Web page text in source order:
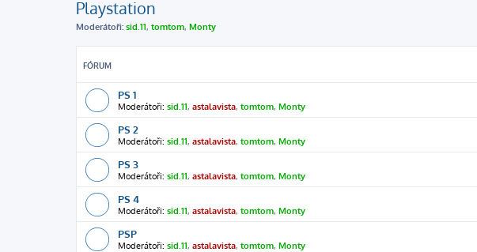
Playstation
Moderátoři: sid.11, tomtom, Monty
FÓRUM
PS 1
Moderátoři: sid.11, astalavista, tomtom, Monty
PS 2
Moderátoři: sid.11, astalavista, tomtom, Monty
PS 3
Moderátoři: sid.11, astalavista, tomtom, Monty
PS 4
Moderátoři: sid.11, astalavista, tomtom, Monty
PSP
Moderátoři: sid.11, astalavista, tomtom, Monty